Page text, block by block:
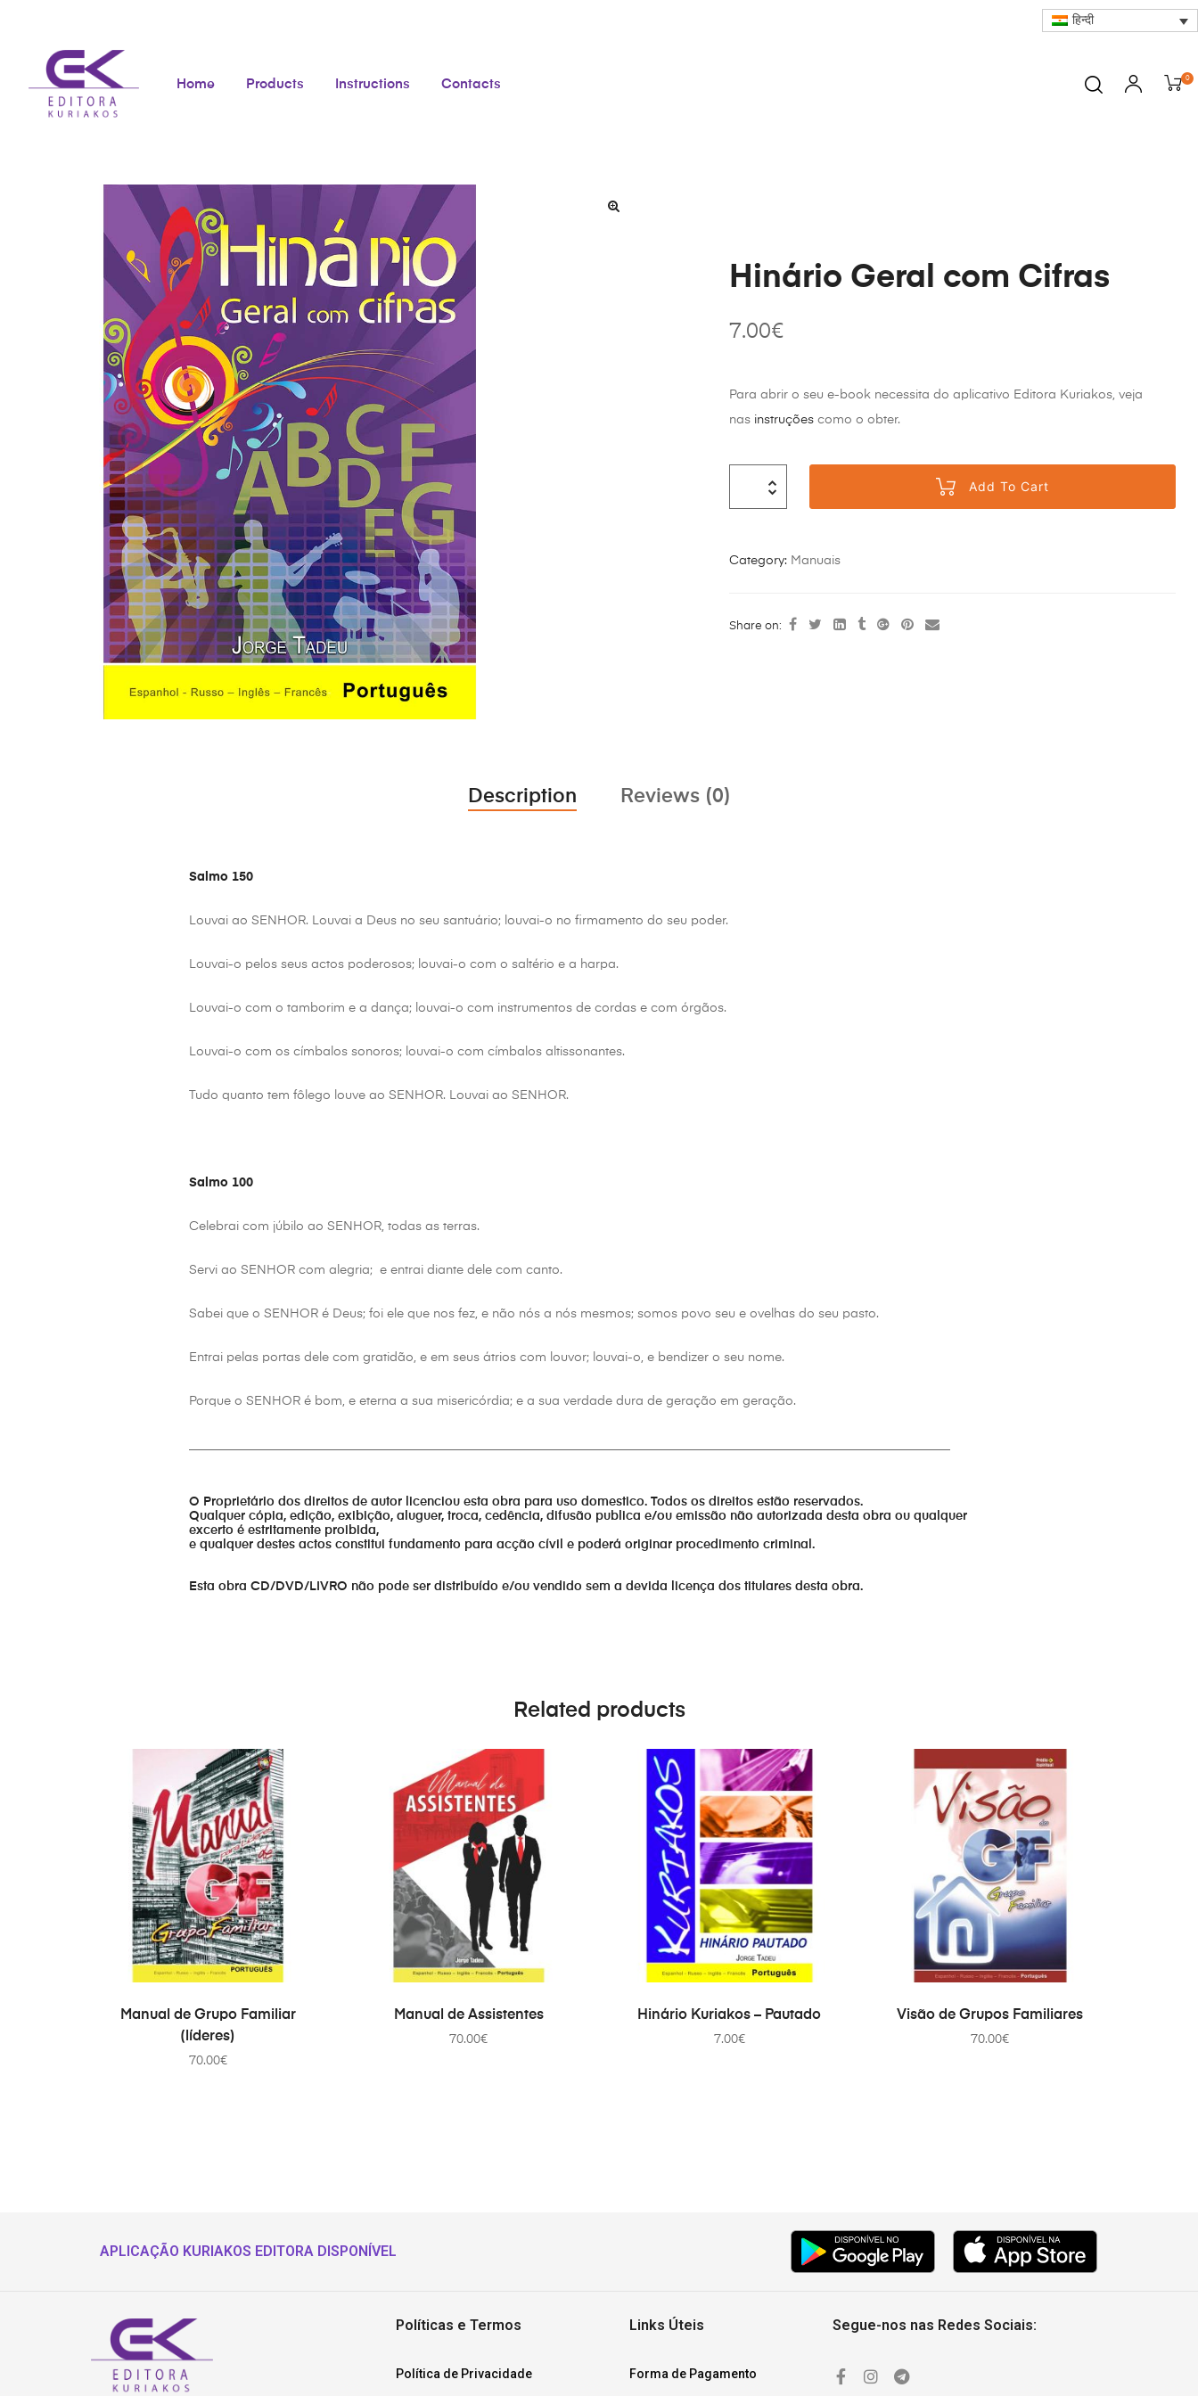
हिन्दी
Home Products Instructions Contacts 0
Hinário Geral com Cifras
7.00€
Para abrir o seu e-book necessita do aplicativo Editora Kuriakos, veja
nas instruçõescomo o obter.
Add To Cart
Category: Manuais
Share on:
Description Reviews (0)
Salmo 150
Louvai ao SENHOR. Louvai a Deus no seu santuário; louvai-o no firmamento do seu poder.
Louvai-o pelos seus actos poderosos; louvai-o com o saltério e a harpa.
Louvai-o com o tamborim e a dança; louvai-o com instrumentos de cordas e com órgãos.
Louvai-o com os címbalos sonoros; louvai-o com címbalos altissonantes.
Tudo quanto tem fôlego louve ao SENHOR. Louvai ao SENHOR.
Salmo 100
Celebrai com júbilo ao SENHOR, todas as terras.
Servi ao SENHOR com alegria; e entrai diante dele com canto.
Sabei que o SENHOR é Deus; foi ele que nos fez, e não nós a nós mesmos; somos povo seu e ovelhas do seu pasto.
Entrai pelas portas dele com gratidão, e em seus átrios com louvor; louvai-o, e bendizer o seu nome.
Porque o SENHOR é bom, e eterna a sua misericórdia; e a sua verdade dura de geração em geração.
O Proprietário dos direitos de autor licenciou esta obra para uso domestico. Todos os direitos estão reservados.
Qualquer cópia, edição, exibição, aluguer, troca, cedência, difusão publica e/ou emissão não autorizada desta obra ou qualquer
excerto é estritamente proibida,
e qualquer destes actos constitui fundamento para acção cívil e poderá originar procedimento criminal.
Esta obra CD/DVD/LIVRO não pode ser distribuído e/ou vendido sem a devida licença dos titulares desta obra.
Related products
ADD TO CART
Manual de Grupo Familiar
(líderes)
70.00€
ADD TO CART
Manual de Assistentes
70.00€
ADD TO CART
Hinário Kuriakos – Pautado
7.00€
ADD TO CART
Visão de Grupos Familiares
70.00€
APLICAÇÃO KURIAKOS EDITORA DISPONÍVEL
Políticas e Termos
Política de Privacidade
Links Úteis
Forma de Pagamento
Segue-nos nas Redes Sociais: